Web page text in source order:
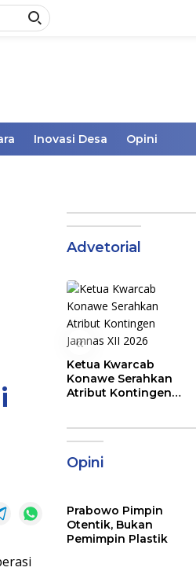
Inovasi Desa Opini
Advetorial
«
Ketua Kwarcab
Konawe Serahkan
Atribut Kontingen
Opini
Prabowo Pimpin
Otentik, Bukan
Pemimpin Plastik